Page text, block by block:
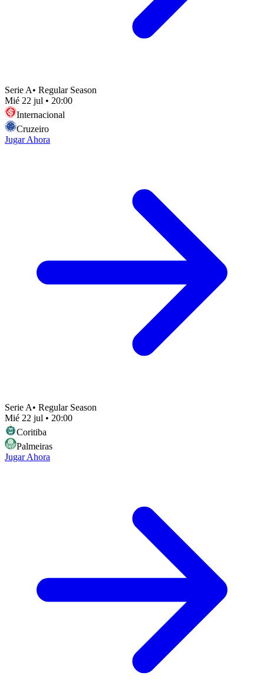
Serie A• Regular Season
Mié 22 jul • 20:00
Internacional
Cruzeiro
Jugar Ahora
Serie A• Regular Season
Mié 22 jul • 20:00
Coritiba
Palmeiras
Jugar Ahora